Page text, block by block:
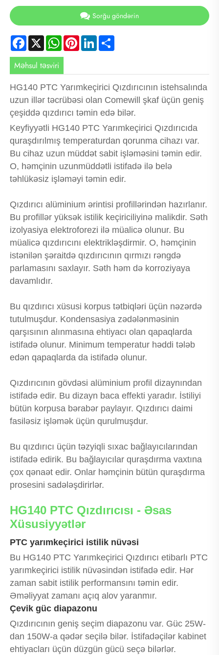
Sorğu göndərin
Facebook
X WhatsApp
PinterestLinkedIn
Məhsul təsviri
HG140 PTC Yarımkeçirici Qızdırıcının istehsalında
uzun illər təcrübəsi olan Comewill şkaf üçün geniş
çeşiddə qızdırıcı təmin edə bilər.
Keyfiyyətli HG140 PTC Yarımkeçirici Qızdırıcıda
quraşdırılmış temperaturdan qorunma cihazı var.
Bu cihaz uzun müddət sabit işləməsini təmin edir.
O, həmçinin uzunmüddətli istifadə ilə belə
təhlükəsiz işləməyi təmin edir.
Qızdırıcı alüminium ərintisi profillərindən hazırlanır.
Bu profillər yüksək istilik keçiriciliyinə malikdir. Səth
izolyasiya elektroforezi ilə müalicə olunur. Bu
müalicə qızdırıcını elektrikləşdirmir. O, həmçinin
istənilən şəraitdə qızdırıcının qırmızı rəngdə
parlamasını saxlayır. Səth həm də korroziyaya
davamlıdır.
Bu qızdırıcı xüsusi korpus tətbiqləri üçün nəzərdə
tutulmuşdur. Kondensasiya zədələnməsinin
qarşısının alınmasına ehtiyacı olan qapaqlarda
istifadə olunur. Minimum temperatur həddi tələb
edən qapaqlarda da istifadə olunur.
Qızdırıcının gövdəsi alüminium profil dizaynından
istifadə edir. Bu dizayn baca effekti yaradır. İstiliyi
bütün korpusa bərabər paylayır. Qızdırıcı daimi
fasiləsiz işləmək üçün qurulmuşdur.
Bu qızdırıcı üçün təzyiqli sıxac bağlayıcılarından
istifadə edirik. Bu bağlayıcılar quraşdırma vaxtına
çox qənaət edir. Onlar həmçinin bütün quraşdırma
prosesini sadələşdirirlər.
HG140 PTC Qızdırıcısı - Əsas
Xüsusiyyətlər
PTC yarımkeçirici istilik nüvəsi
Bu HG140 PTC Yarımkeçirici Qızdırıcı etibarlı PTC
yarımkeçirici istilik nüvəsindən istifadə edir. Hər
zaman sabit istilik performansını təmin edir.
Əməliyyat zamanı açıq alov yaranmır.
Çevik güc diapazonu
Qızdırıcının geniş seçim diapazonu var. Güc 25W-
dan 150W-a qədər seçilə bilər. İstifadəçilər kabinet
ehtiyacları üçün düzgün gücü seçə bilərlər.